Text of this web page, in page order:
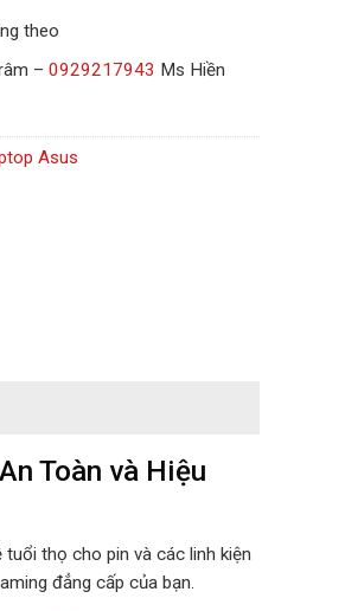
theo
– 0929217943 Ms Hiền
Asus
Toàn và Hiệu
thọ cho pin và các linh kiện
đẳng cấp của bạn.